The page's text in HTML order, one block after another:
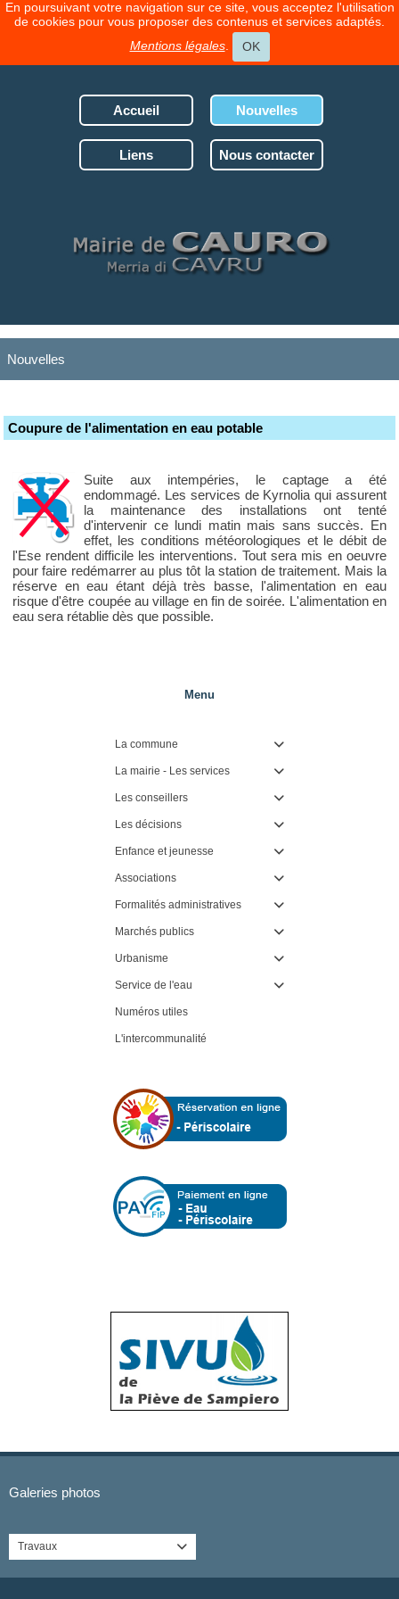
En poursuivant votre navigation sur ce site, vous acceptez l'utilisation
de cookies pour vous proposer des contenus et services adaptés.
Mentions légales. OK
Accueil Nouvelles
Liens Nous contacter
Nouvelles
Coupure de l'alimentation en eau potable
Suite aux intempéries, le captage a été
endommagé. Les services de Kyrnolia qui assurent
la maintenance des installations ont tenté
d'intervenir ce lundi matin mais sans succès. En
effet, les conditions météorologiques et le débit de
l'Ese rendent difficile les interventions. Tout sera mis en oeuvre
pour faire redémarrer au plus tôt la station de traitement. Mais la
réserve en eau étant déjà très basse, l'alimentation en eau
risque d'être coupée au village en fin de soirée. L'alimentation en
eau sera rétablie dès que possible.
Menu
La commune 
La mairie - Les services 
Les conseillers 
Les décisions 
Enfance et jeunesse 
Associations 
Formalités administratives 
Marchés publics 
Urbanisme 
Service de l'eau 
Numéros utiles
L'intercommunalité
Galeries photos
Travaux 